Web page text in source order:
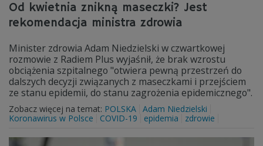
Od kwietnia znikną maseczki? Jest
rekomendacja ministra zdrowia
Minister zdrowia Adam Niedzielski w czwartkowej
rozmowie z Radiem Plus wyjaśnił, że brak wzrostu
obciążenia szpitalnego "otwiera pewną przestrzeń do
dalszych decyzji związanych z maseczkami i przejściem
ze stanu epidemii, do stanu zagrożenia epidemicznego".
Zobacz więcej na temat: POLSKA Adam Niedzielski
Koronawirus w Polsce
COVID-19 epidemia zdrowie